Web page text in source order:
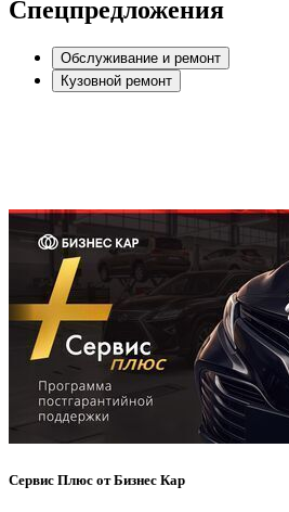
Спецпредложения
Обслуживание и ремонт
Кузовной ремонт
Сервис Плюс от Бизнес Кар